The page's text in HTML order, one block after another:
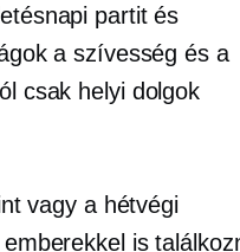
partit és
a szívesség és a
csak helyi dolgok
vagy a hétvégi
is